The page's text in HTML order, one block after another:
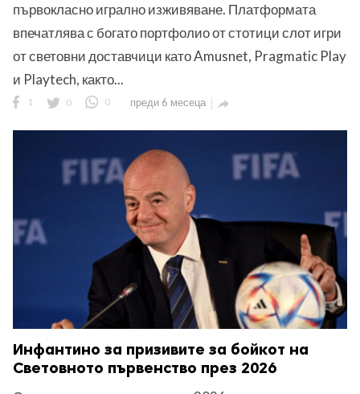
първокласно игрално изживяване. Платформата
впечатлява с богато портфолио от стотици слот игри
от световни доставчици като Amusnet, Pragmatic Play
и Playtech, както...
1 0 0 преди 6 месеца 
Инфантино за призивите за бойкот на
Световното първенство през 2026